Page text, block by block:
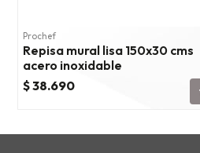
Prochef
Repisa mural lisa 150x30 cms
acero inoxidable
$ 38.690